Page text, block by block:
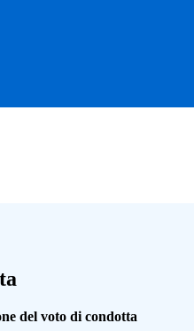
del voto di condotta